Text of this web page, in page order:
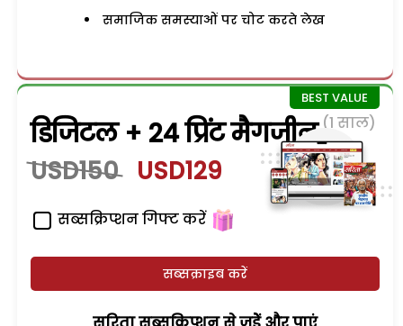
समाजिक समस्याओं पर चोट करते लेख
डिजिटल + 24 प्रिंट मैगजीन (1 साल)
USD150 USD129
सब्सक्रिप्शन गिफ्ट करें
सब्सक्राइब करें